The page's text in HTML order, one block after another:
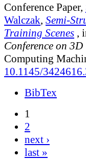
Conference Paper,
Walczak, Semi-
Training Scenes ,
Conference on
Computing
10.1145/
BibTex
1
2
next ›
last »